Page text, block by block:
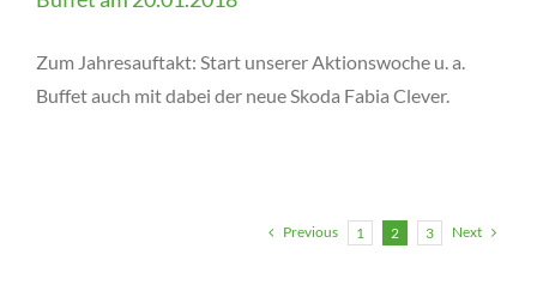
Zum Jahresauftakt: Start unserer Aktionswoche u. a.
Buffet auch mit dabei der neue Skoda Fabia Clever.
Previous 1 2 3 Next